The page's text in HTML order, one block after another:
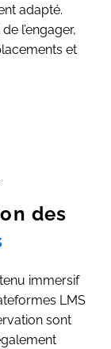
adapté.
l’engager,
et
des
immersif
LMS
sont